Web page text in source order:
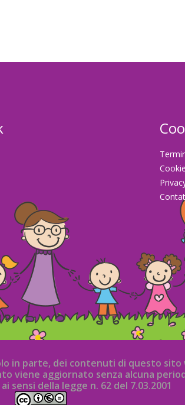
in parte, dei contenuti di questo sito
viene aggiornato senza alcuna
sensi della legge n. 62 del 7.03.2001